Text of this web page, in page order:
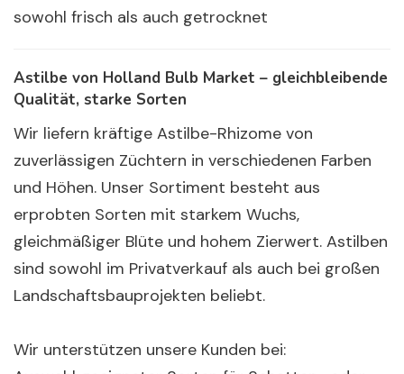
sowohl frisch als auch getrocknet
Astilbe von Holland Bulb Market – gleichbleibende
Qualität, starke Sorten
Wir liefern kräftige Astilbe-Rhizome von
zuverlässigen Züchtern in verschiedenen Farben
und Höhen. Unser Sortiment besteht aus
erprobten Sorten mit starkem Wuchs,
gleichmäßiger Blüte und hohem Zierwert. Astilben
sind sowohl im Privatverkauf als auch bei großen
Landschaftsbauprojekten beliebt.
Wir unterstützen unsere Kunden bei: